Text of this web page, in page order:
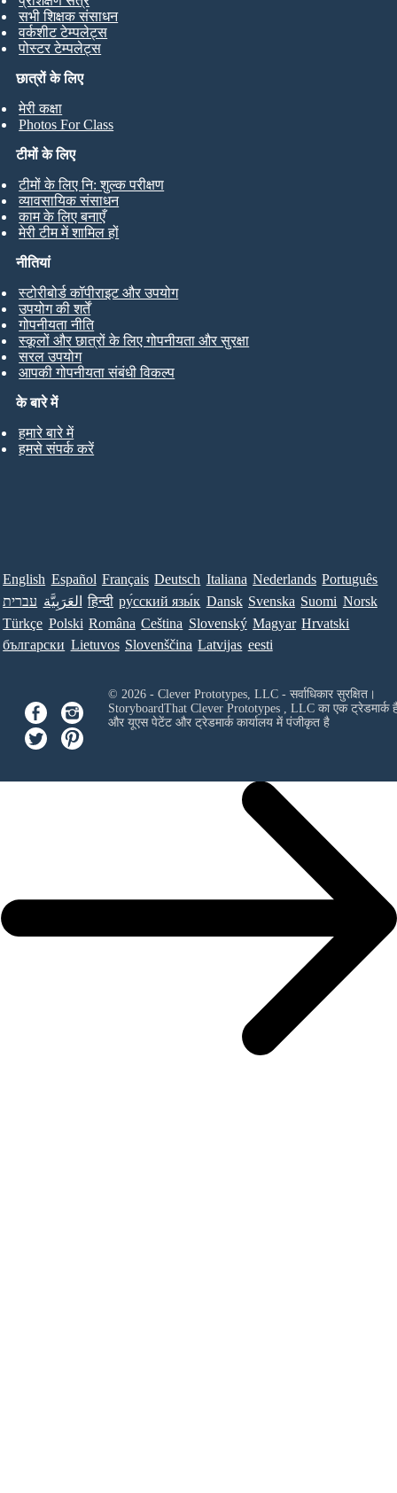
छात्रों के लिए
मेरी कक्षा
Photos For Class
सभी शिक्षक संसाधन
वर्कशीट टेम्पलेट्स
पोस्टर टेम्पलेट्स
टीमों के लिए
टीमों के लिए नि: शुल्क परीक्षण
व्यावसायिक संसाधन
काम के लिए बनाएँ
मेरी टीम में शामिल हों
के बारे में
हमारे बारे में
हमसे संपर्क करें
नीतियां
स्टोरीबोर्ड कॉपीराइट और उपयोग
उपयोग की शर्तें
गोपनीयता नीति
स्कूलों और छात्रों के लिए गोपनीयता और सुरक्षा
सरल उपयोग
आपकी गोपनीयता संबंधी विकल्प
English Español Français Deutsch Italiana Nederlands Português
עברית العَرَبِيَّة हिन्दी ру́сский язы́к Dansk Svenska Suomi Norsk
Türkçe Polski Româna Ceština Slovenský Magyar Hrvatski
български Lietuvos Slovenščina Latvijas eesti
© 2026 - Clever Prototypes, LLC - सर्वाधिकार सुरक्षित।
StoryboardThat Clever Prototypes , LLCका एक ट्रेडमार्क
और यूएस पेटेंट और ट्रेडमार्क कार्यालय में पंजीकृत है